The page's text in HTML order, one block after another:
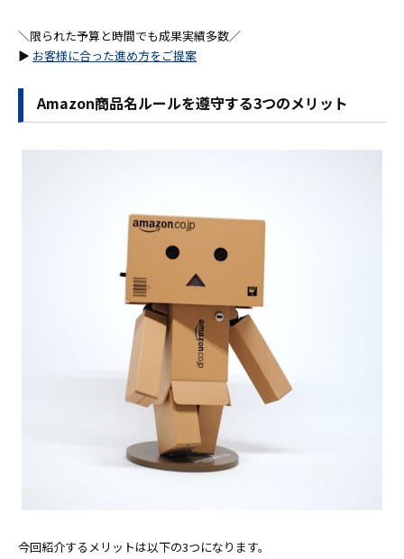
＼限られた予算と時間でも成果実績多数／
▶ お客様に合った進め方をご提案
Amazon商品名ルールを遵守する3つのメリット
今回紹介するメリットは以下の3つになります。